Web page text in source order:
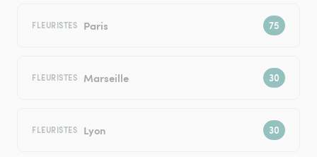
FLEURISTES Paris
FLEURISTES Marseille
FLEURISTES Lyon